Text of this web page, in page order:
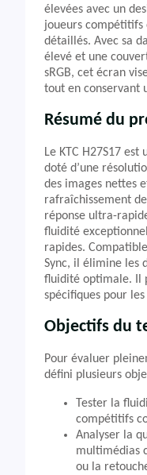
élevées avec un
joueurs compétitifs
détaillés. Avec sa
élevé et une
sRGB, cet écran
tout en conservant
Résumé du
Le KTC H27S17
doté d’une
des images nettes
rafraîchissement
réponse ultra-
fluidité
rapides.
Sync, il élimine les
fluidité optimale. Il
spécifiques pour les
Objectifs du
Pour évaluer
défini plusieurs
Tester la
compétitifs
Analyser la
multimédias
ou la